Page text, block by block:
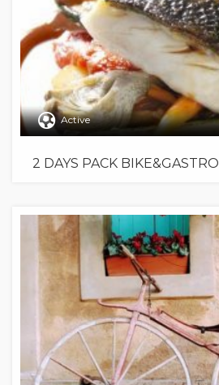
Active
2 DAYS PACK BIKE&GASTRO